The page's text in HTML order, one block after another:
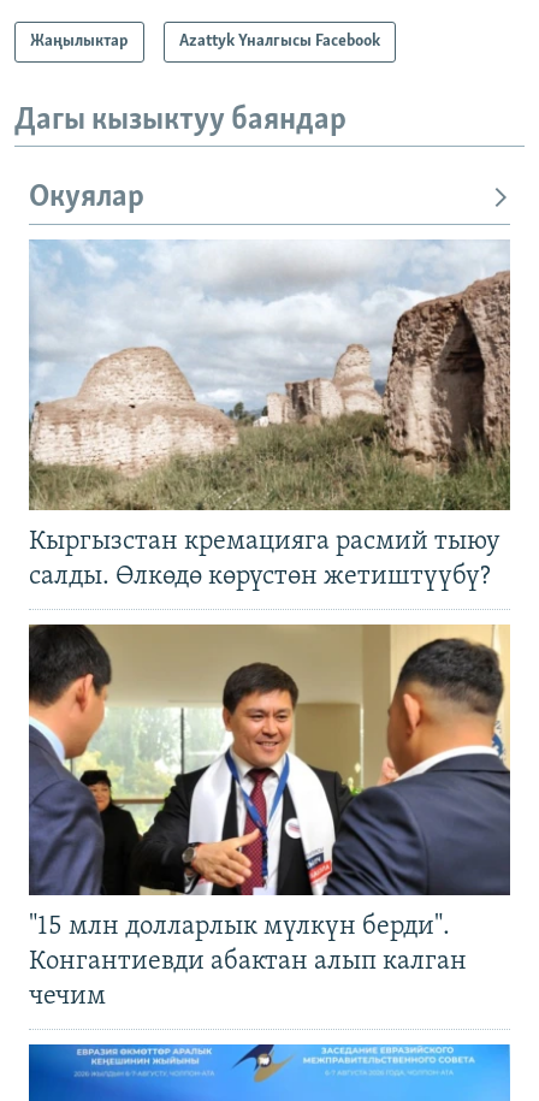
Жаңылыктар Azattyk Үналгысы Facebook
Дагы кызыктуу баяндар
Окуялар
Кыргызстан кремацияга расмий тыюу
салды. Өлкөдө көрүстөн жетиштүүбү?
"15 млн долларлык мүлкүн берди".
Конгантиевди абактан алып калган
чечим